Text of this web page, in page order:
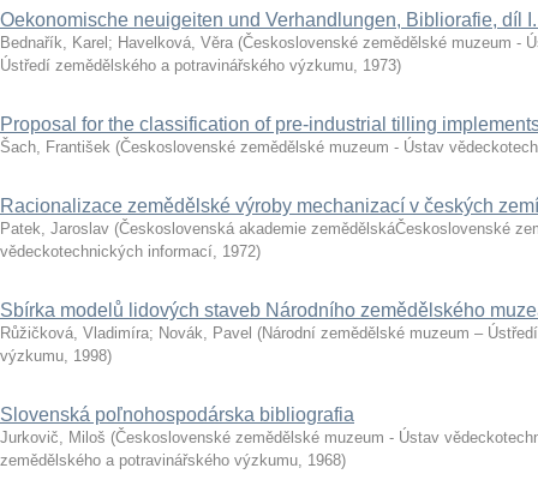
Oekonomische neuigeiten und Verhandlungen, Bibliorafie, díl
Bednařík, Karel ; Havelková, Věra (Československé zemědělské muzeum -
Ústředí zemědělského a potravinářského výzkumu, 1973)
Proposal for the classification of pre-industrial tilling
Šach, František (Československé zemědělské muzeum - Ústav
Racionalizace zemědělské výroby mechanizací v českých
Patek, Jaroslav (Československá akademie zemědělskáČeskoslovenské
vědeckotechnických informací, 1972)
Sbírka modelů lidových staveb Národního zemědělského
Růžičková, Vladimíra; Novák, Pavel (Národní zemědělské muzeum –
výzkumu, 1998)
Slovenská poľnohospodárska bibliografia
Jurkovič, Miloš (Československé zemědělské muzeum - Ústav
zemědělského a potravinářského výzkumu, 1968)